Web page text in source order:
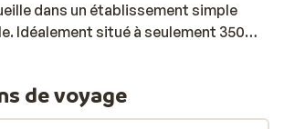
dans un établissement simple
Idéalement situé à seulement 350
mécanique, il vous permet de
et restaurants sont accessibles à
tout ce dont vous avez besoin pour
de voyage